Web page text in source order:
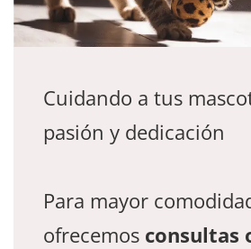
Cuidando a tus
pasión y dedicación
Para mayor
ofrecemos consultas